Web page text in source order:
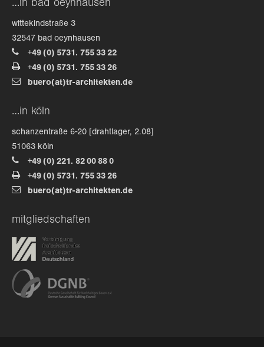
…in bad oeynhausen
wittekindstraße 3
32547 bad oeynhausen
+49 (0) 5731. 755 33 22
+49 (0) 5731. 755 33 26
buero(at)tr-architekten.de
…in köln
schanzentraße 6-20 [drahtlager, 2.08]
51063 köln
+49 (0) 221. 82 00 88 0
+49 (0) 5731. 755 33 26
buero(at)tr-architekten.de
mitgliedschaften